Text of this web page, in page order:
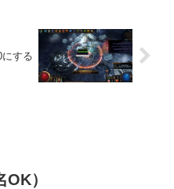
にする
）